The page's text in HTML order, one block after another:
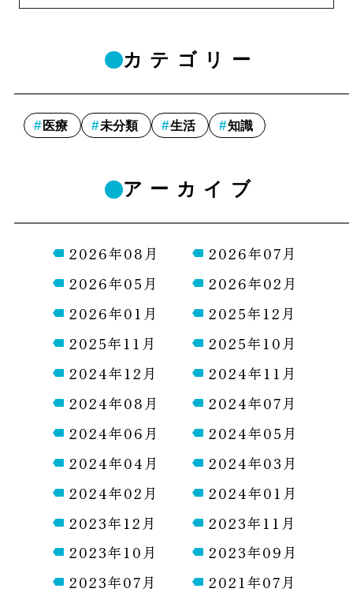
カテゴリー
医療 未分類 生活 知識
アーカイブ
2026年08月
2026年07月
2026年05月
2026年02月
2026年01月
2025年12月
2025年11月
2025年10月
2024年12月
2024年11月
2024年08月
2024年07月
2024年06月
2024年05月
2024年04月
2024年03月
2024年02月
2024年01月
2023年12月
2023年11月
2023年10月
2023年09月
2023年07月
2021年07月